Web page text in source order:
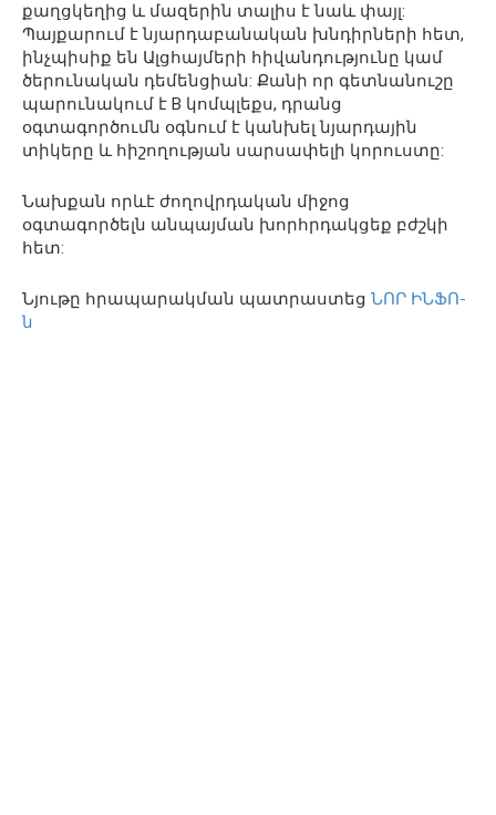
քաղցկեղից և մազերին տալիս է նաև փայլ:
Պայքարում է նյարդաբանական խնդիրների հետ,
ինչպիսիք են Ալցհայմերի հիվանդությունը կամ
ծերունական դեմենցիան: Քանի որ գետնանուշը
պարունակում է B կոմպլեքս, դրանց
օգտագործումն օգնում է կանխել նյարդային
տիկերը և հիշողության սարսափելի կորուստը:
Նախքան որևէ ժողովրդական միջոց
օգտագործելն անպայման խորհրդակցեք բժշկի
հետ:
Նյութը հրապարակման պատրաստեց ՆՈՐ ԻՆՖՈ-
ն